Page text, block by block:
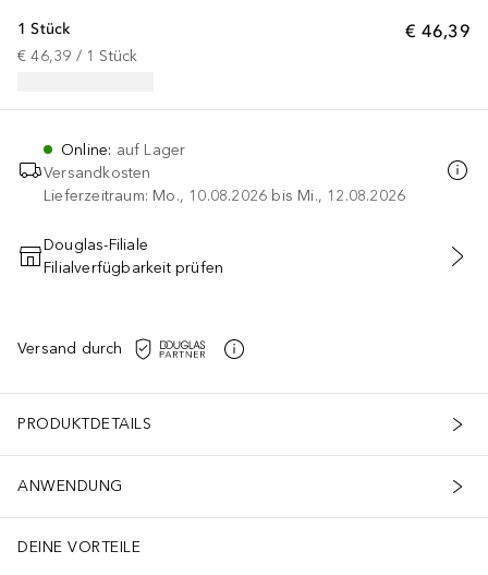
€ 46,39
1 Stück
€ 46,39 / 1 Stück
Online: auf Lager
Versandkosten
Lieferzeitraum: Mo., 10.08.2026 bis Mi., 12.08.2026
IN DEN WARENKORB
Douglas-Filiale
Filialverfügbarkeit prüfen
Versand durch
PRODUKTDETAILS
ANWENDUNG
DEINE VORTEILE